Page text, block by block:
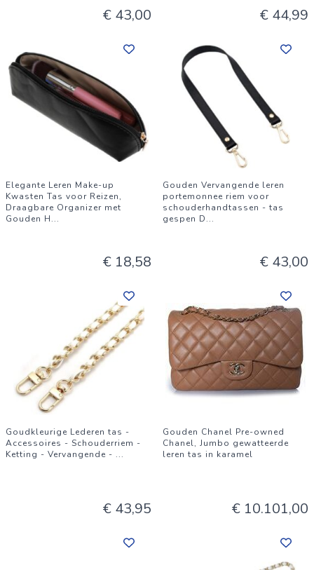
€ 43,00 € 44,99
Elegante Leren Make-up
Kwasten Tas voor Reizen,
Draagbare Organizer met
Gouden H...
€ 18,58
Gouden Vervangende leren
portemonnee riem voor
schouderhandtassen - tas
gespen D...
€ 43,00
Goudkleurige Lederen tas -
Accessoires - Schouderriem -
Ketting - Vervangende - ...
€ 43,95
Gouden Chanel Pre-owned
Chanel, Jumbo gewatteerde
leren tas in karamel
€ 10.101,00